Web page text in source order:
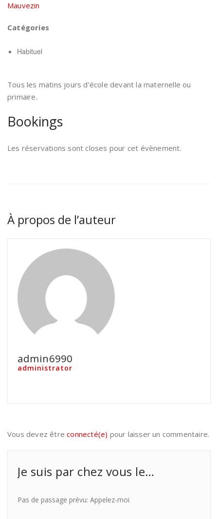
Mauvezin
Catégories
Habituel
Tous les matins jours d’école devant la maternelle ou
primaire.
Bookings
Les réservations sont closes pour cet évènement.
À propos de l’auteur
admin6990
administrator
Vous devez êtreconnecté(e) pour laisser un commentaire.
Je suis par chez vous le…
Pas de passage prévu: Appelez-moi